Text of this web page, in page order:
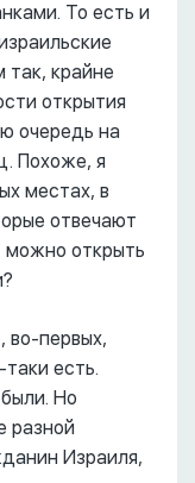
То есть и
так, крайне
открытия
очередь на
Похоже, я
местах, в
отвечают
можно открыть
во-первых,
есть.
Но
разной
Израиля,